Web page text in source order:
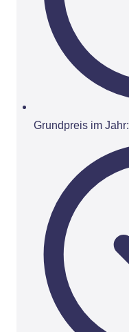
Grundpreis im Jahr: